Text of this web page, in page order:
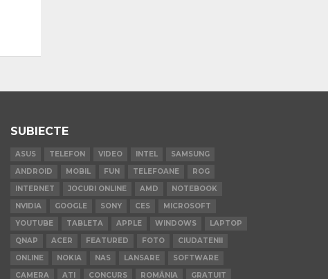
SUBIECTE
ASUS TELEFON VIDEO INTEL
SAMSUNG
ANDROID
MOBIL FUN TELEFOANE
ROG
INTERNET
JOCURI ONLINE AMD
NOTEBOOK
NVIDIA
GOOGLE SONY CES
MICROSOFT
YOUTUBE
TABLETA APPLE WINDOWS
LAPTOP
QNAP
ACER FEATURED FOTO
CIUDATENII
ONLINE
NOKIA NAS LANSARE
SOFTWARE
CAMERA
ATI CONCURS ROMÂNIA GRATUIT